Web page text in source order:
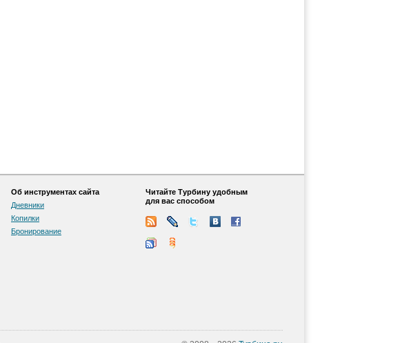
Об инструментах сайта
Дневники
Копилки
Бронирование
Читайте Турбину удобным
для вас способом